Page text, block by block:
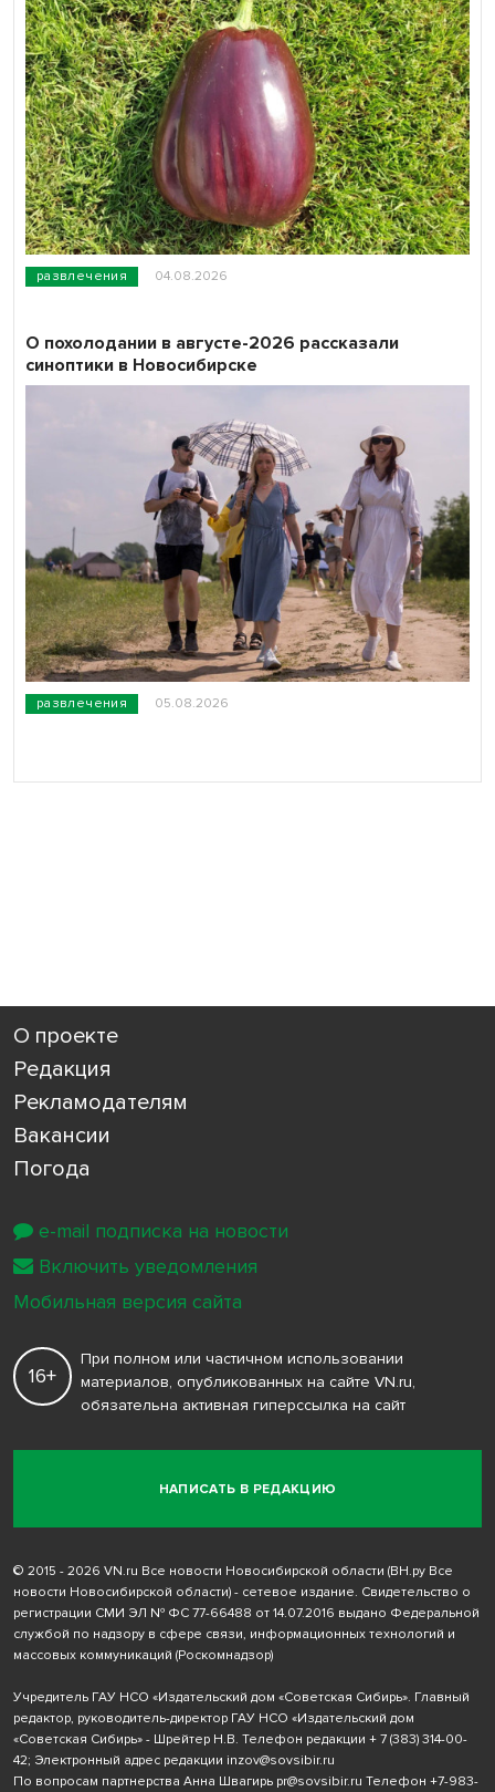
развлечения 04.08.2026
развлечения 05.08.2026
О похолодании в августе-2026 рассказали
синоптики в Новосибирске
О проекте
Редакция
Рекламодателям
Вакансии
Погода
НАПИСАТЬ В РЕДАКЦИЮ
16+
При полном или частичном использовании
материалов, опубликованных на сайте VN.ru,
обязательна активная гиперссылка на сайт
© 2015 - 2026 VN.ru Все новости Новосибирской области (ВН.ру Все
новости Новосибирской области) - сетевое издание. Свидетельство о
регистрации СМИ ЭЛ № ФС 77-66488 от 14.07.2016 выдано Федеральной
службой по надзору в сфере связи, информационных технологий и
массовых коммуникаций (Роскомнадзор)
Учредитель ГАУ НСО «Издательский дом «Советская Сибирь». Главный
редактор, руководитель-директор ГАУ НСО «Издательский дом
«Советская Сибирь» - Шрейтер Н.В. Телефон редакции + 7 (383) 314-00-
42; Электронный адрес редакции inzov@sovsibir.ru
По вопросам партнерства Анна Швагирь pr@sovsibir.ru Телефон +7-983-
e-mail подписка на новости
Включить уведомления
Мобильная версия сайта